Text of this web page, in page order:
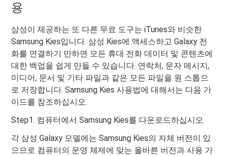
용
삼성이 제공하는 또 다른 무료 도구는 iTunes와 비슷한
Samsung Kies입니다. 삼성 Kies에 액세스하고 Galaxy 전
화를 연결하기 만하면 모든 휴대 전화 데이터 및 콘텐츠에
대한 백업을 쉽게 만들 수 있습니다. 연락처, 문자 메시지,
미디어, 문서 및 기타 파일과 같은 모든 파일을 원 스톱으
로 저장합니다. Samsung Kies 사용법에 대해서는 다음 가
이드를 참조하십시오.
Step1. 컴퓨터에서 Samsung Kies를 다운로드하십시오.
각 삼성 Galaxy 모델에는 Samsung Kies의 자체 버전이 있
으므로 컴퓨터의 운영 체제에 맞는 올바른 버전과 사용 가